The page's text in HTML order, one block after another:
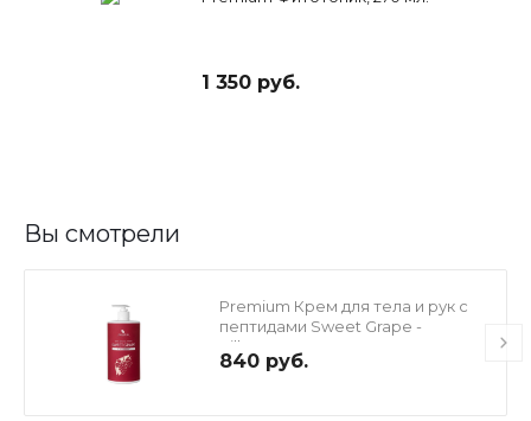
1 350 руб.
Вы смотрели
Premium Крем для тела и рук с
пептидами Sweet Grape -
Silhouette, 700 мл
840 руб.